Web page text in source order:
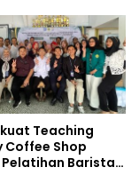
Teaching
Coffee Shop
Barista